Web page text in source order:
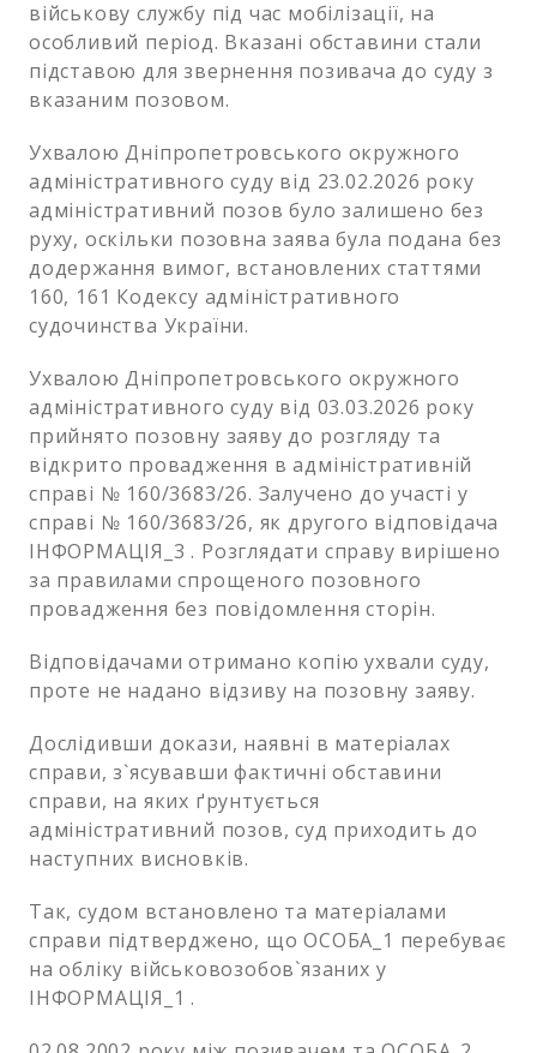
військову службу під час мобілізації, на
особливий період. Вказані обставини стали
підставою для звернення позивача до суду з
вказаним позовом.
Ухвалою Дніпропетровського окружного
адміністративного суду від 23.02.2026 року
адміністративний позов було залишено без
руху, оскільки позовна заява була подана без
додержання вимог, встановлених статтями
160, 161 Кодексу адміністративного
судочинства України.
Ухвалою Дніпропетровського окружного
адміністративного суду від 03.03.2026 року
прийнято позовну заяву до розгляду та
відкрито провадження в адміністративній
справі № 160/3683/26. Залучено до участі у
справі № 160/3683/26, як другого відповідача
ІНФОРМАЦІЯ_3 . Розглядати справу вирішено
за правилами спрощеного позовного
провадження без повідомлення сторін.
Відповідачами отримано копію ухвали суду,
проте не надано відзиву на позовну заяву.
Дослідивши докази, наявні в матеріалах
справи, з`ясувавши фактичні обставини
справи, на яких ґрунтується
адміністративний позов, суд приходить до
наступних висновків.
Так, судом встановлено та матеріалами
справи підтверджено, що ОСОБА_1 перебуває
на обліку військовозобов`язаних у
ІНФОРМАЦІЯ_1 .